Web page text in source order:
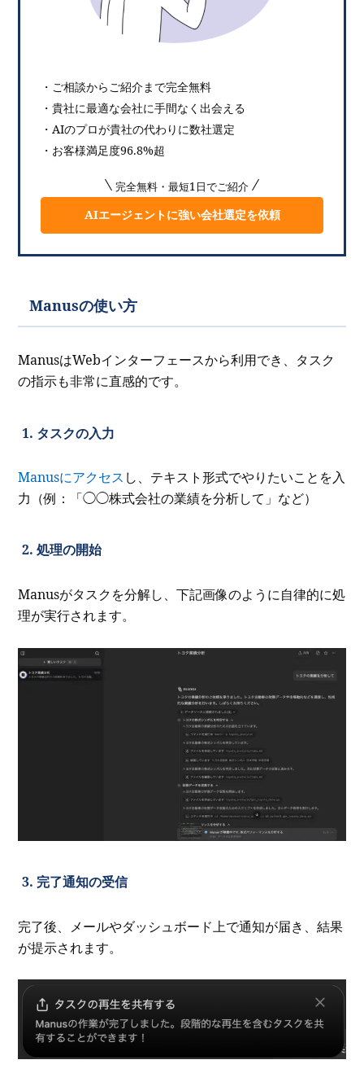
・ご相談からご紹介まで完全無料
・貴社に最適な会社に手間なく出会える
・AIのプロが貴社の代わりに数社選定
・お客様満足度96.8%超
完全無料・最短1日でご紹介
AIエージェントに強い会社選定を依頼
Manusの使い方
ManusはWebインターフェースから利用でき、タスク
の指示も非常に直感的です。
1. タスクの入力
Manusにアクセス し、テキスト形式でやりたいことを入
力（例：「◯◯株式会社の業績を分析して」など）
2. 処理の開始
Manusがタスクを分解し、下記画像のように自律的に処
理が実行されます。
3. 完了通知の受信
完了後、メールやダッシュボード上で通知が届き、結果
が提示されます。